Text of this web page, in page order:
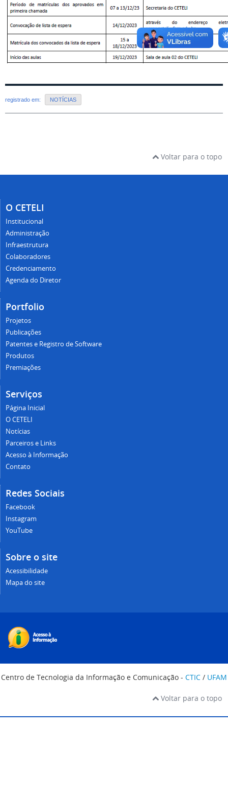
registrado em: NOTÍCIAS
Voltar para o topo
O CETELI
Institucional
Administração
Infraestrutura
Colaboradores
Credenciamento
Agenda do Diretor
Portfolio
Projetos
Publicações
Patentes e Registro de Software
Produtos
Premiações
Serviços
Página Inicial
O CETELI
Notícias
Parceiros e Links
Acesso à Informação
Contato
Redes Sociais
Facebook
Instagram
YouTube
Sobre o site
Acessibilidade
Mapa do site
Centro de Tecnologia da Informação e Comunicação - CTIC / UFAM
Voltar para o topo